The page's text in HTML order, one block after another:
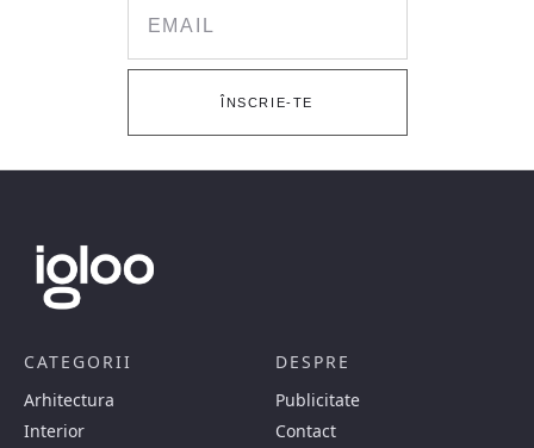
ÎNSCRIE-TE
CATEGORII
Arhitectura
Interior
DESPRE
Publicitate
Contact